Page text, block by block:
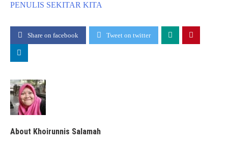
PENULIS SEKITAR KITA
Share on facebook Tweet on twitter
About Khoirunnis Salamah